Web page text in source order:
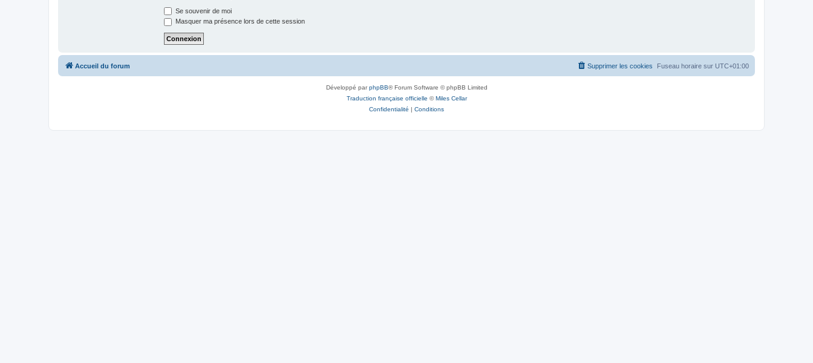
Se souvenir de moi
Masquer ma présence lors de cette session
Accueil du forum Fuseau horaire sur UTC+01:00
Supprimer les cookies
Développé parphpBB® Forum Software © phpBB Limited
Traduction française officielle ©Miles Cellar
Confidentialité | Conditions